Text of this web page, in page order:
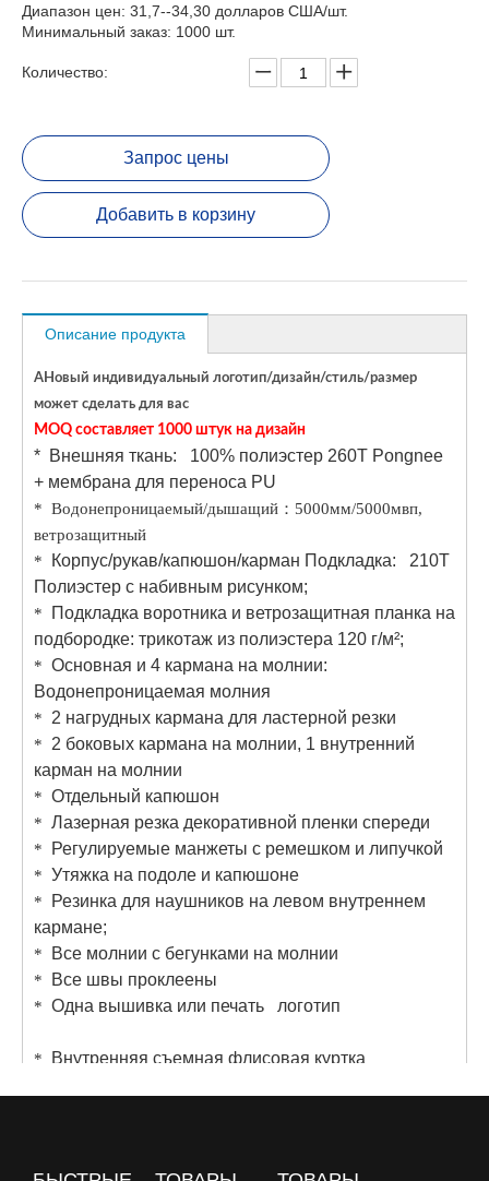
Диапазон цен: 31,7--34,30 долларов США/шт.
Минимальный заказ: 1000 шт.
Количество:
Запрос цены
Добавить в корзину
Описание продукта
AНовый индивидуальный логотип/дизайн/стиль/размер
может сделать для вас
MOQ составляет 1000 штук на дизайн
* Внешняя ткань: 100% полиэстер 260T Pongnee
+ мембрана для переноса PU
* Водонепроницаемый/дышащий ： 5000мм/5000мвп,
ветрозащитный
*
Корпус/рукав/капюшон/карман Подкладка: 210T
Полиэстер с набивным рисунком;
*
Подкладка воротника и ветрозащитная планка на
подбородке: трикотаж из полиэстера 120 г/м²;
* Основная и 4 кармана на молнии:
Водонепроницаемая молния
* 2 нагрудных кармана для ластерной резки
* 2 боковых кармана на молнии, 1 внутренний
карман на молнии
* Отдельный капюшон
* Лазерная резка декоративной пленки спереди
* Регулируемые манжеты с ремешком и липучкой
* Утяжка на подоле и капюшоне
*
Резинка для наушников на левом внутреннем
кармане;
* Все молнии с бегунками на молнии
* Все швы проклеены
* Одна вышивка или печать логотип
* Внутренняя съемная флисовая куртка